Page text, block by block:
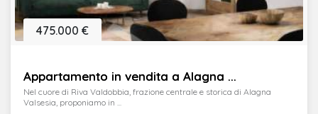
Appartamento in vendita a Alagna ...
475.000 €
Nel cuore di Riva Valdobbia, frazione centrale e storica di Alagna
Valsesia, proponiamo in ...